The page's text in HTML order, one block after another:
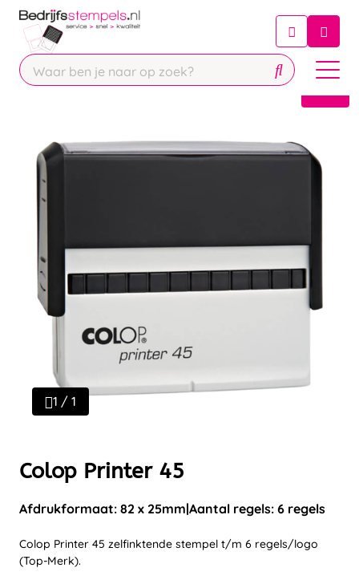
Chatbot
Chat 24/7 met onze chatbot voor
Contact
1 / 1
Colop Printer 45
Afdrukformaat: 82 x 25mm Aantal regels: 6 regels
Colop Printer 45 zelfinktende stempel t/m 6 regels/logo
(Top-Merk).